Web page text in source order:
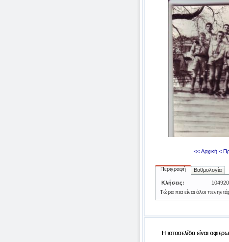
<< Αρχική <
Περιγραφή Βαθμολογία
Κλήσεις:
104920
Τώρα πια είναι όλοι